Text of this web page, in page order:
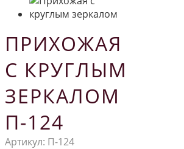
ПРИХОЖАЯ
С КРУГЛЫМ
ЗЕРКАЛОМ
П-124
Артикул: П-124